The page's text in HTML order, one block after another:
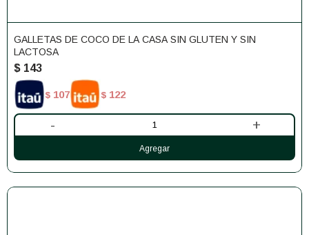
GALLETAS DE COCO DE LA CASA SIN GLUTEN Y SIN
LACTOSA
$ 143
$ 107 $ 122
- +